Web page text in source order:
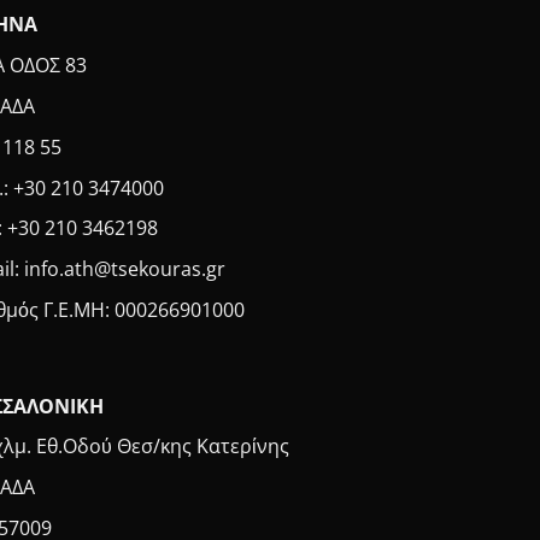
ΟΔΟΣ 83
55
+30 210 3474000
+30 210 3462198
info.ath@tsekouras.gr
Γ.Ε.MH: 000266901000
Εθ.Οδού Θεσ/κης Κατερίνης